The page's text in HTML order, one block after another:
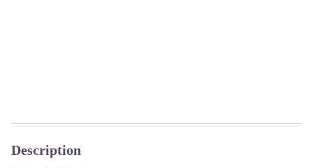
Description